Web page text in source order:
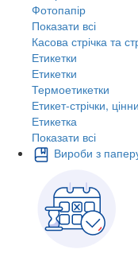
Фотопапір
Показати всі
Касова стрічка та
Етикетки
Етикетки
Термоетикетки
Етикет-стрічки,
Етикетка
Показати всі
Вироби з